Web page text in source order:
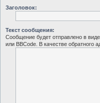
Заголовок:
Текст сообщения:
Сообщение будет отправлено в виде
или BBCode. В качестве обратного